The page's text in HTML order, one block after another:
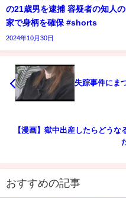
の21歳男を逮捕 容疑者の知人の
家で身柄を確保 #shorts
2024年10月30日
失踪事件にま
【漫画】獄中出産したらどうな
おすすめの記事